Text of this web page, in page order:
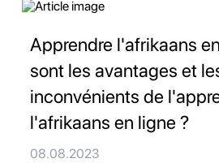
Apprendre l'afrikaans
sont les avantages et
inconvénients de
l'afrikaans en ligne ?
08.08.2023